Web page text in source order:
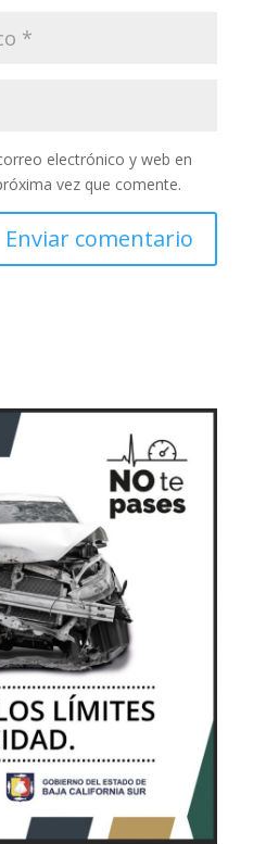
electrónico y web en
vez que comente.